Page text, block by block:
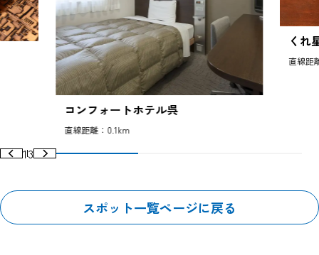
コンフォートホテル呉
直線距離：0.1km
くれ
直線距
13
スポット一覧ページに戻る